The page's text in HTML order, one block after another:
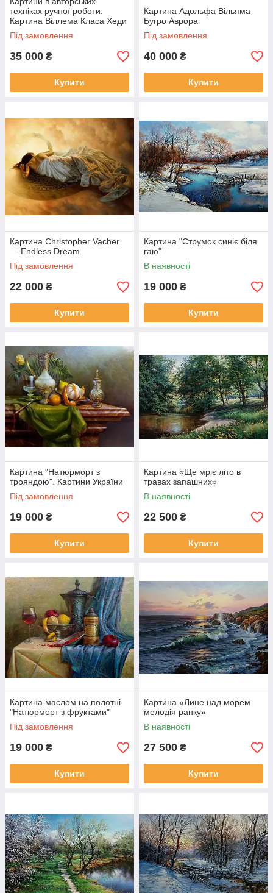
техніках ручної роботи.
Картина Віллема Класа Хеди
"Натюрморт з раком"
Під замовлення
35 000 ₴
Купити
Картина Адольфа Вільяма
Бугро Аврора
Під замовлення
40 000 ₴
Купити
Картина Christopher Vacher
— Endless Dream
Під замовлення
22 000 ₴
Купити
Картина "Струмок синіє біля
гаю"
В наявності
19 000 ₴
Купити
Картина "Натюрморт з
трояндою". Картини України
Під замовлення
19 000 ₴
Купити
Картина «Ще мріє літо в
травах запашних»
В наявності
22 500 ₴
Купити
Картина маслом на полотні
"Натюрморт з фруктами"
Під замовлення
19 000 ₴
Купити
Картина «Лине над морем
мелодія ранку»
В наявності
27 500 ₴
Купити